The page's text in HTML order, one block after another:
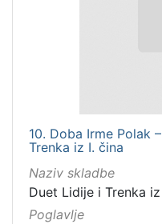
10. Doba Irme Polak
Trenka iz I. čina
Naziv skladbe
Duet Lidije i Trenka
Poglavlje